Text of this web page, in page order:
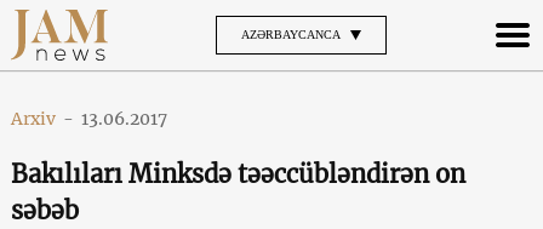
AZƏRBAYCANCA
Arxiv - 13.06.2017
Bakılıları Minksdə təəсcübləndirən on
səbəb